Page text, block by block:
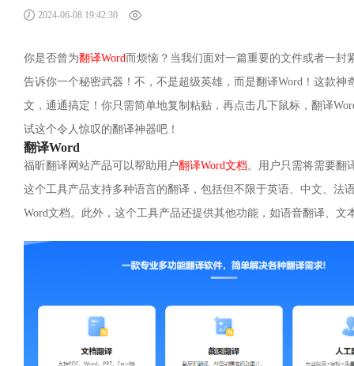
2024-06-08 19:42:30
你是否曾为翻译Word而烦恼？当我们面对一篇重要的文件或者一
告诉你一个秘密武器！不，不是超级英雄，而是翻译Word！这款
文，通通搞定！你只需简单地复制粘贴，再点击几下鼠标，翻译
试这个令人惊叹的翻译神器吧！
翻译Word
福昕翻译网站产品可以帮助用户翻译Word文档。用户只需将需要翻
这个工具产品支持多种语言的翻译，包括但不限于英语、中文、
Word文档。此外，这个工具产品还提供其他功能，如语音翻译、文